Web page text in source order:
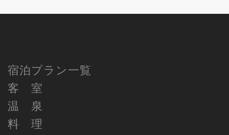
宿泊プラン一覧
客 室
温 泉
料 理